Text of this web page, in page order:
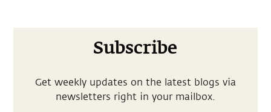
Subscribe
Get weekly updates on the latest blogs via
newsletters right in your mailbox.